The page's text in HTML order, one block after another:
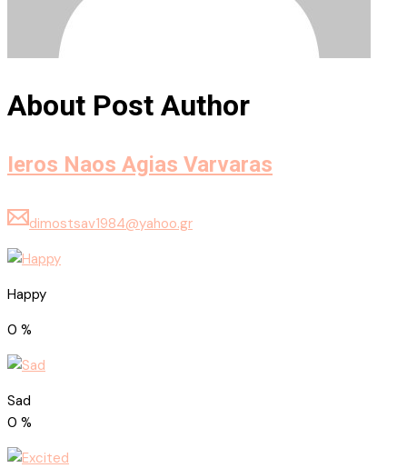
About Post Author
Ieros Naos Agias Varvaras
dimostsav1984@yahoo.gr
Happy
0 %
Sad
0 %